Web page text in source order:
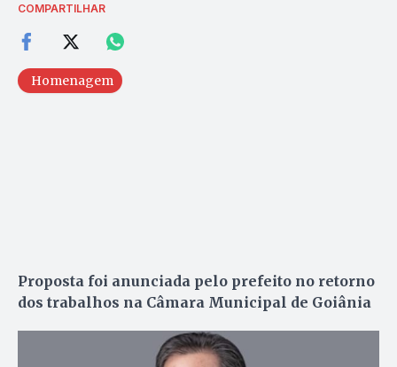
COMPARTILHAR
Homenagem
Proposta foi anunciada pelo prefeito no retorno
dos trabalhos na Câmara Municipal de Goiânia